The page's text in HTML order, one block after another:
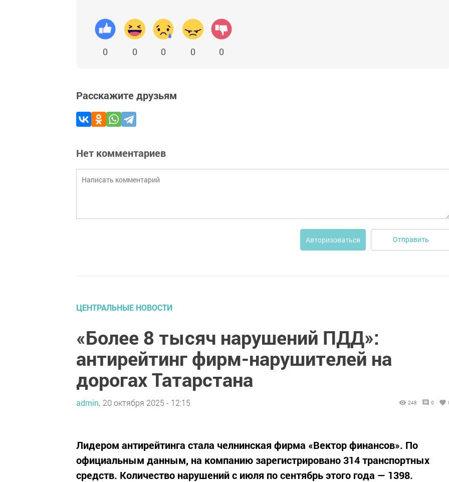
0 0 0 0 0
Расскажите друзьям
Нет комментариев
Авторизоваться Отправить
ЦЕНТРАЛЬНЫЕ НОВОСТИ
«Более 8 тысяч нарушений ПДД»:
антирейтинг фирм-нарушителей на
дорогах Татарстана
admin, 20 октября 2025 - 12:15 248 0
Лидером антирейтинга стала челнинская фирма «Вектор финансов». По
официальным данным, на компанию зарегистрировано 314 транспортных
средств. Количество нарушений с июля по сентябрь этого года — 1398.